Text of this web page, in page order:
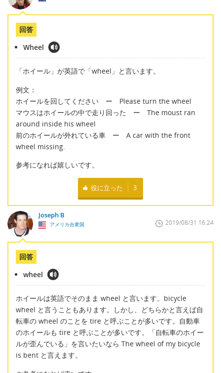
回答
Wheel
「ホイール」が英語で「wheel」と言います。
例文：
ホイールを回してください ー Please turn the wheel
マウスはホイールの中で走り回った ー The moust ran
around inside his wheel
前のホイールが外れている車 ー A car with the front
wheel missing.
参考になれば嬉しいです。
役に立った 3
Joseph B
アメリカ合衆国 2019/08/31 16:24
回答
wheel
ホイールは英語でそのまま wheel と言います。bicycle
wheel と言うこともあります。しかし、どちらかと言えば自
転車の wheel のことを tire と呼ぶことが多いです。自動車
のホイールも tire と呼ぶことが多いです。「自転車のホイー
ルが歪んでいる」を言いたいなら The wheel of my bicycle
is bent と言えます。